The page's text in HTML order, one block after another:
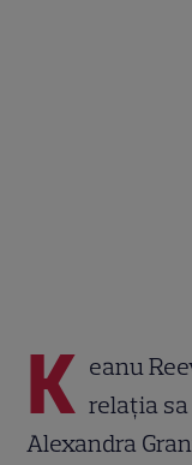
K eanu
relația
Alexandra